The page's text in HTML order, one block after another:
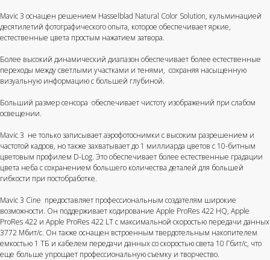
Mavic 3 оснащен решением Hasselblad Natural Color Solution, кульминацией
десятилетий фотографического опыта, которое обеспечивает яркие,
естественные цвета простым нажатием затвора.
Более высокий динамический диапазон обеспечивает более естественные
переходы между светлыми участками и тенями, сохраняя насыщенную
визуальную информацию с большей глубиной.
Больший размер сенсора обеспечивает чистоту изображений при слабом
освещении.
Mavic 3 не только записывает аэрофотоснимки с высоким разрешением и
частотой кадров, но также захватывает до 1 миллиарда цветов с 10-битным
цветовым профилем D-Log. Это обеспечивает более естественные градации
цвета неба с сохранением большего количества деталей для большей
гибкости при постобработке.
Mavic 3 Cine предоставляет профессиональным создателям широкие
возможности. Он поддерживает кодирование Apple ProRes 422 HQ, Apple
ProRes 422 и Apple ProRes 422 LT с максимальной скоростью передачи данных
3772 Мбит/с. Он также оснащен встроенным твердотельным накопителем
емкостью 1 ТБ и кабелем передачи данных со скоростью света 10 Гбит/с, что
еще больше упрощает профессиональную съемку и творчество.